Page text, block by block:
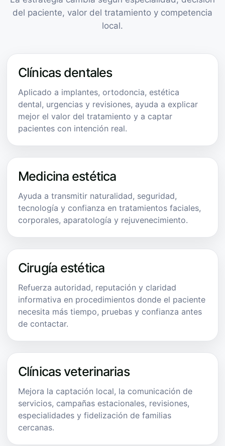
del paciente, valor del tratamiento y competencia
local.
Clínicas dentales
Aplicado a implantes, ortodoncia, estética
dental, urgencias y revisiones, ayuda a explicar
mejor el valor del tratamiento y a captar
pacientes con intención real.
Medicina estética
Ayuda a transmitir naturalidad, seguridad,
tecnología y confianza en tratamientos faciales,
corporales, aparatología y rejuvenecimiento.
Cirugía estética
Refuerza autoridad, reputación y claridad
informativa en procedimientos donde el paciente
necesita más tiempo, pruebas y confianza antes
de contactar.
Clínicas veterinarias
Mejora la captación local, la comunicación de
servicios, campañas estacionales, revisiones,
especialidades y fidelización de familias
cercanas.